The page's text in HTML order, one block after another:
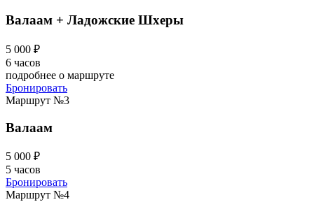
Валаам + Ладожские Шхеры
5 000 ₽
6 часов
подробнее о маршруте
Бронировать
Маршрут №3
Валаам
5 000 ₽
5 часов
Бронировать
Маршрут №4